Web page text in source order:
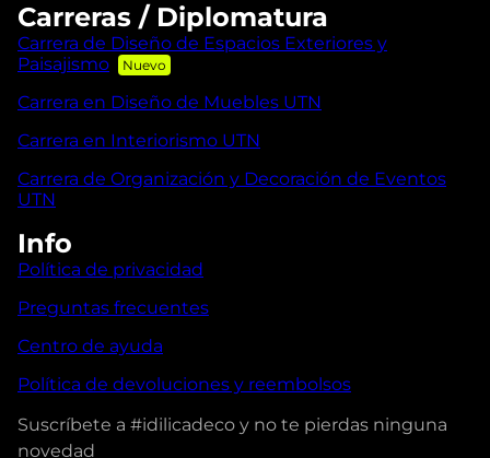
Carreras / Diplomatura
Carrera de Diseño de Espacios Exteriores y
Paisajismo
Carrera en Diseño de Muebles UTN
Carrera en Interiorismo UTN
Carrera de Organización y Decoración de Eventos
UTN
Info
Política de privacidad
Preguntas frecuentes
Centro de ayuda
Política de devoluciones y reembolsos
Suscríbete a #idilicadeco y no te pierdas ninguna
novedad